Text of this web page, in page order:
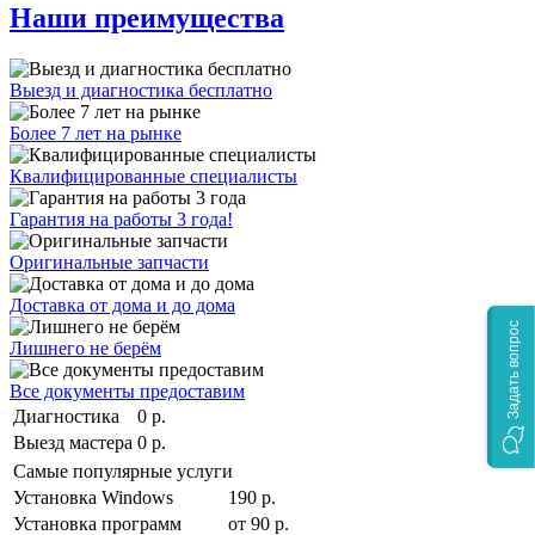
Наши преимущества
Выезд и диагностика бесплатно
Более 7 лет на рынке
Квалифицированные специалисты
Гарантия на работы 3 года!
Оригинальные запчасти
Доставка от дома и до дома
Лишнего не берём
Все документы предоставим
Диагностика
0 р.
Выезд мастера 0 р.
Самые популярные услуги
Установка Windows
190 р.
Установка программ
от 90 р.
Задать вопрос